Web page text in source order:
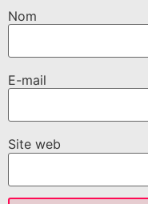
Nom
E-mail
Site web